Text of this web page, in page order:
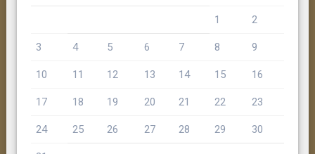
1 2
3 4 5 6 7 8 9
10 11 12 13 14 15 16
17 18 19 20 21 22 23
24 25 26 27 28 29 30